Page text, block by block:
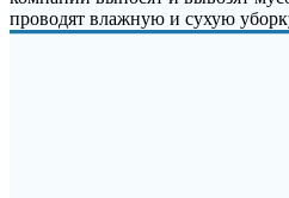
проводят влажную и сухую